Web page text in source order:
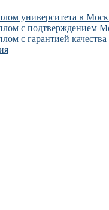
университета в
с подтверждением
с гарантией